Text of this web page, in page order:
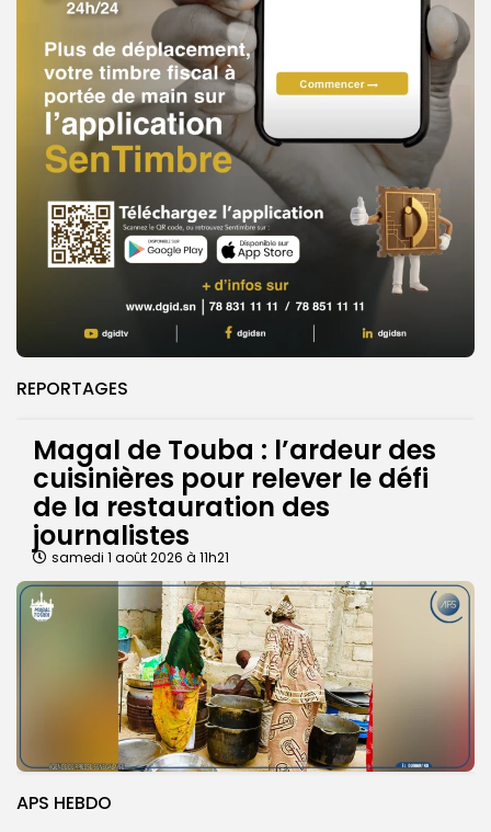
REPORTAGES
Magal de Touba : l’ardeur des
cuisinières pour relever le défi
de la restauration des
journalistes
samedi 1 août 2026 à 11h21
APS HEBDO